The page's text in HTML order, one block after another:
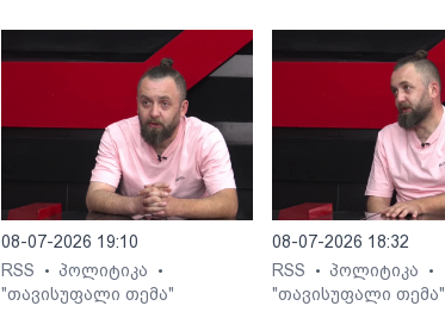
08-07-2026 19:10
RSS
• პოლიტიკა •
"თავისუფალი თემა"
08-07-2026 18:32
RSS
• პოლიტიკა •
"თავისუფალი თემა"